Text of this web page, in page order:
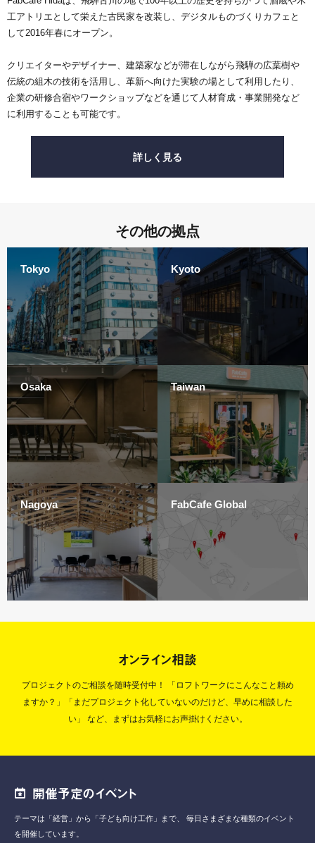
工アトリエとして栄えた古民家を改装し、デジタルものづくりカフェと
して2016年春にオープン。
クリエイターやデザイナー、建築家などが滞在しながら飛騨の広葉樹や
伝統の組木の技術を活用し、革新へ向けた実験の場として利用したり、
企業の研修合宿やワークショップなどを通じて人材育成・事業開発など
に利用することも可能です。
詳しく見る
その他の拠点
Tokyo Kyoto
Osaka Taiwan
Nagoya FabCafe Global
オンライン相談
プロジェクトのご相談を随時受付中！
「ロフトワークにこんなこと頼め
ますか？」「まだプロジェクト化していないのだけど、早めに相談した
い」
など、まずはお気軽にお声掛けください。
開催予定のイベント
テーマは「経営」から「子ども向け工作」まで、
毎日さまざまな種類のイベント
を開催しています。